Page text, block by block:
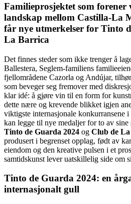
Familieprosjektet som forener
landskap mellom Castilla-La
får nye utmerkelser for Tinto
La Barrica
Det finnes steder som ikke trenger å
Ballestera, Seglem-familiens
fjellområdene Cazorla og Andújar,
som beveger seg fremover med
klar idé: å gjøre vin til en form for
dette nære og krevende blikket igjen
viktigste internasjonale konkurransene
kan legge til nye medaljer for to av sine
Tinto de Guarda 2024 og Club de
produsert i begrenset opplag, født av
eiendom og den kreative pulsen i et
samtidskunst lever uatskillelig side om
Tinto de Guarda 2024: en
internasjonalt gull